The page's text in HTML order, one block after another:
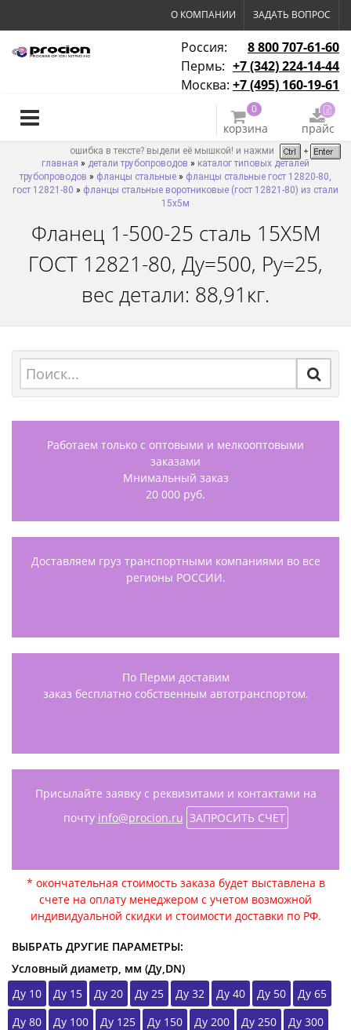
О КОМПАНИИ ЗАДАТЬ ВОПРОС
Россия:
8 800 707-61-60
Пермь: +7 (342) 224-14-44
Москва: +7 (495) 160-19-61
0
корзина прайс
ошибка в тексте? выдели её мышкой! и нажми
главная » детали трубопроводов » каталог типовых деталей
трубопроводов » фланцы стальные » фланцы стальные гост 12820-80,
гост 12821-80 » фланцы стальные воротниковые (гост 12821-80) из стали
15х5м
Фланец 1-500-25 сталь 15Х5М
ГОСТ 12821-80, Ду=500, Ру=25,
вес детали: 88,91кг.
Работаем только с оптовыми и мелкооптовыми
заказами
Мнимальный заказ
20 000 руб.
Доставляем груз транспортными компаниями во все
регионы РОССИИ.
По Перми доставим
заказ бесплатно собственным автотранспортом.
Присылайте заявку с реквизитами и контактами на
почту info@procion.ru ЗАПРОСИТЬ СЧЕТ
* окончательная стоимость заказа будет выставлена в
счете на оплату менеджером с учетом возможной
индивидуальной скидки и стоимости доставки по РФ.
ВЫБРАТЬ ДРУГИЕ ПАРАМЕТРЫ:
Условный диаметр, мм (Ду,DN)
Ду 10
Ду 15 Ду 20 Ду 25 Ду 32 Ду 40 Ду 50
Ду 65
Ду 80
Ду 100 Ду 125 Ду 150 Ду 200 Ду 250 Ду 300